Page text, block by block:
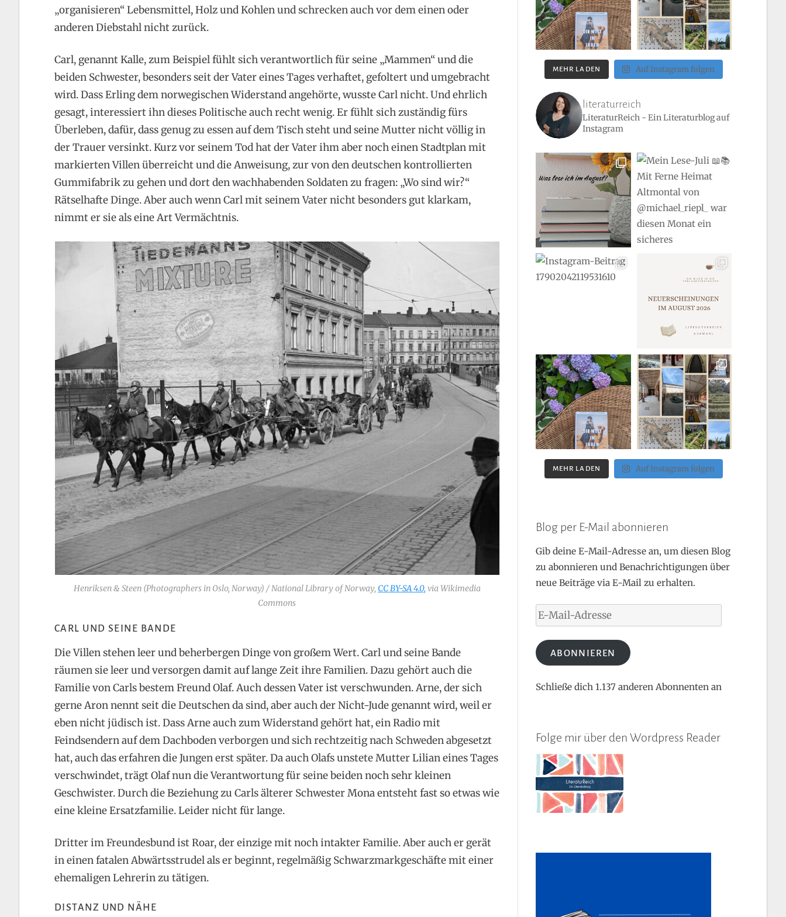
„organisieren“ Lebensmittel, Holz und Kohlen und schrecken auch vor dem einen oder
anderen Diebstahl nicht zurück.
Carl, genannt Kalle, zum Beispiel fühlt sich verantwortlich für seine „Mammen“ und die
beiden Schwester, besonders seit der Vater eines Tages verhaftet, gefoltert und umgebracht
wird. Dass Erling dem norwegischen Widerstand angehörte, wusste Carl nicht. Und ehrlich
gesagt, interessiert ihn dieses Politische auch recht wenig. Er fühlt sich zuständig fürs
Überleben, dafür, dass genug zu essen auf dem Tisch steht und seine Mutter nicht völlig in
der Trauer versinkt. Kurz vor seinem Tod hat der Vater ihm aber noch einen Stadtplan mit
markierten Villen überreicht und die Anweisung, zur von den deutschen kontrollierten
Gummifabrik zu gehen und dort den wachhabenden Soldaten zu fragen: „Wo sind wir?“
Rätselhafte Dinge. Aber auch wenn Carl mit seinem Vater nicht besonders gut klarkam,
nimmt er sie als eine Art Vermächtnis.
Henriksen & Steen (Photographers in Oslo, Norway) / National Library of Norway, CC BY-SA 4.0, via Wikimedia
Commons
CARL UND SEINE BANDE
Die Villen stehen leer und beherbergen Dinge von großem Wert. Carl und seine Bande
räumen sie leer und versorgen damit auf lange Zeit ihre Familien. Dazu gehört auch die
Familie von Carls bestem Freund Olaf. Auch dessen Vater ist verschwunden. Arne, der sich
gerne Aron nennt seit die Deutschen da sind, aber auch der Nicht-Jude genannt wird, weil er
eben nicht jüdisch ist. Dass Arne auch zum Widerstand gehört hat, ein Radio mit
Feindsendern auf dem Dachboden verborgen und sich rechtzeitig nach Schweden abgesetzt
hat, auch das erfahren die Jungen erst später. Da auch Olafs unstete Mutter Lilian eines Tages
verschwindet, trägt Olaf nun die Verantwortung für seine beiden noch sehr kleinen
Geschwister. Durch die Beziehung zu Carls älterer Schwester Mona entsteht fast so etwas wie
eine kleine Ersatzfamilie. Leider nicht für lange.
Dritter im Freundesbund ist Roar, der einzige mit noch intakter Familie. Aber auch er gerät
in einen fatalen Abwärtsstrudel als er beginnt, regelmäßig Schwarzmarkgeschäfte mit einer
ehemaligen Lehrerin zu tätigen.
DISTANZ UND NÄHE
MEHR LADEN Auf Instagram folgen
literaturreich
LiteraturReich - Ein Literaturblog auf
Instagram
MEHR LADEN Auf Instagram folgen
Blog per E-Mail abonnieren
Gib deine E-Mail-Adresse an, um diesen Blog
zu abonnieren und Benachrichtigungen über
neue Beiträge via E-Mail zu erhalten.
E-
Mail-
Adresse
ABONNIEREN
Schließe dich 1.137 anderen Abonnenten an
Folge mir über den Wordpress Reader